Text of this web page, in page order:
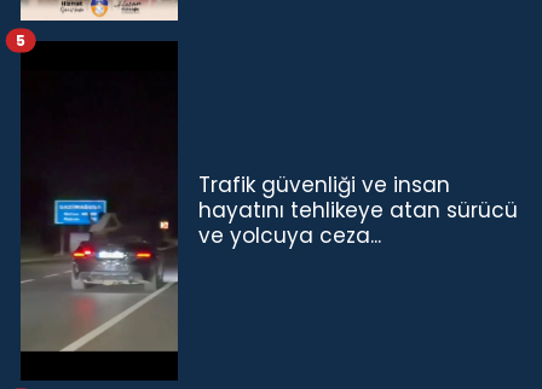
Trafik güvenliği ve insan
hayatını tehlikeye atan sürücü
ve yolcuya ceza...
5